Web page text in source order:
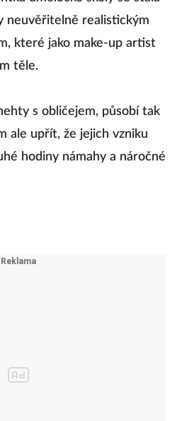
neuvěřitelně realistickým
které jako make-up artist
těle.
s obličejem, působí tak
ale upřít, že jejich vzniku
hodiny námahy a náročné